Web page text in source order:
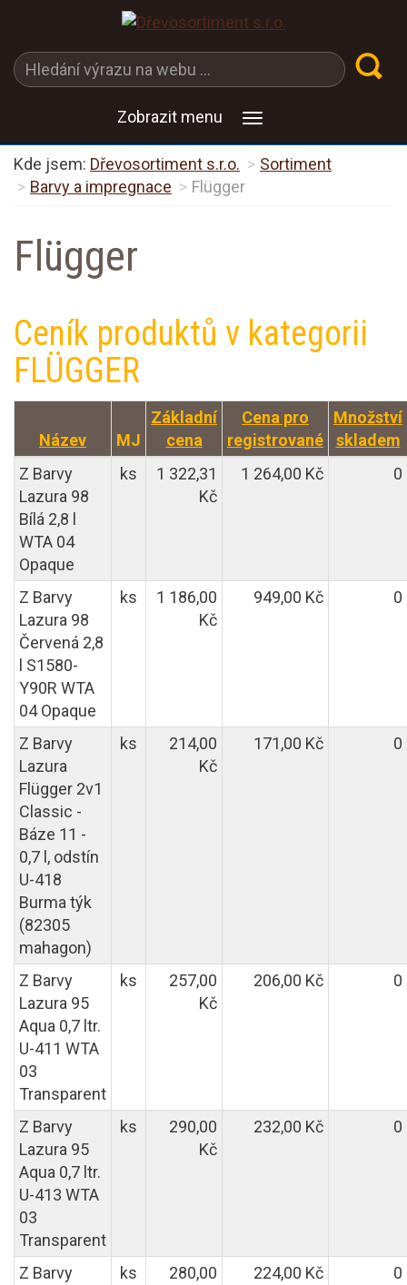
Zobrazit menu
Kde jsem: Dřevosortiment s.r.o.
Sortiment
Barvy a impregnace
Flügger
Flügger
Ceník produktů v kategorii
FLÜGGER
Název MJ
Základní
cena
Cena pro
registrované
Množství
skladem
Z Barvy
Lazura 98
Bílá 2,8 l
WTA 04
Opaque
ks
1 322,31
Kč
1 264,00 Kč 0
Z Barvy
Lazura 98
Červená 2,8
l S1580-
Y90R WTA
04 Opaque
ks
1 186,00
Kč
949,00 Kč 0
Z Barvy
Lazura
Flügger 2v1
Classic -
Báze 11 -
0,7 l, odstín
U-418
Burma týk
(82305
mahagon)
ks
214,00
Kč
171,00 Kč 0
Z Barvy
Lazura 95
Aqua 0,7 ltr.
U-411 WTA
03
Transparent
ks
257,00
Kč
206,00 Kč 0
Z Barvy
Lazura 95
Aqua 0,7 ltr.
U-413 WTA
03
Transparent
ks
290,00
Kč
232,00 Kč 0
Z Barvy
ks
280,00
224,00 Kč 0